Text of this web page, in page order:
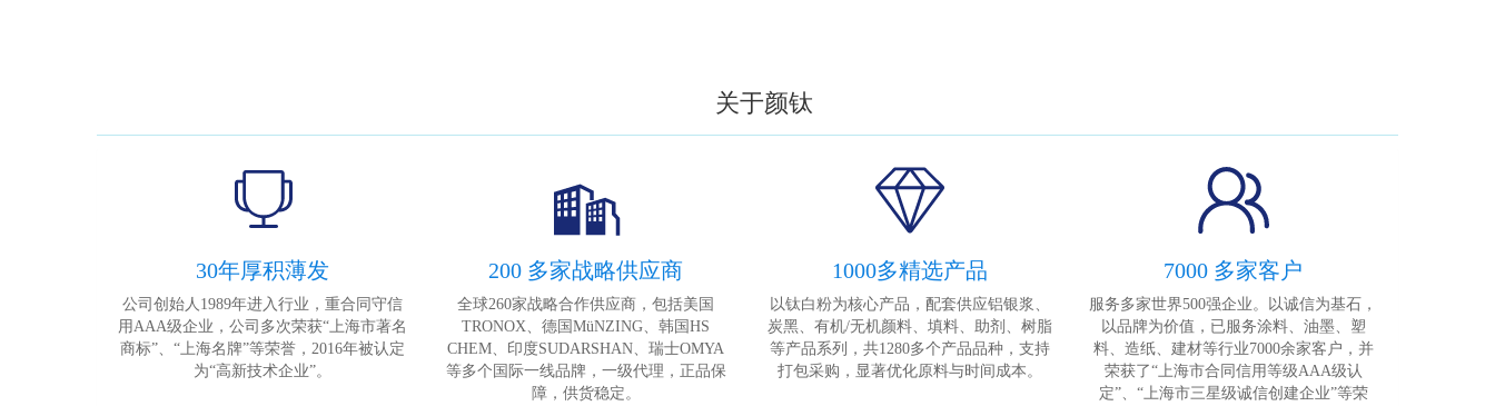
关于颜钛
30年厚积薄发
公司创始人1989年进入行业，重合同守信
用AAA级企业，公司多次荣获“上海市著名
商标”、“上海名牌”等荣誉，2016年被认定
为“高新技术企业”。
200 多家战略供应商
全球260家战略合作供应商，包括美国
TRONOX、德国MüNZING、韩国HS
CHEM、印度SUDARSHAN、瑞士OMYA
等多个国际一线品牌，一级代理，正品保
障，供货稳定。
1000多精选产品
以钛白粉为核心产品，配套供应铝银浆、
炭黑、有机/无机颜料、填料、助剂、树脂
等产品系列，共1280多个产品品种，支持
打包采购，显著优化原料与时间成本。
7000 多家客户
服务多家世界500强企业。以诚信为基石，
以品牌为价值，已服务涂料、油墨、塑
料、造纸、建材等行业7000余家客户，并
荣获了“上海市合同信用等级AAA级认
定”、“上海市三星级诚信创建企业”等荣